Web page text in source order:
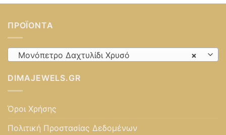
ΠΡΟΪΌΝΤΑ
×
Μονόπετρο Δαχτυλίδι Χρυσό
DIMAJEWELS.GR
Όροι Χρήσης
Πολιτική Προστασίας Δεδομένων